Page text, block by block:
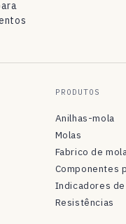
PRODUTOS
Anilhas-mola
Molas
Fabrico de
Componentes
Indicadores
Resistências